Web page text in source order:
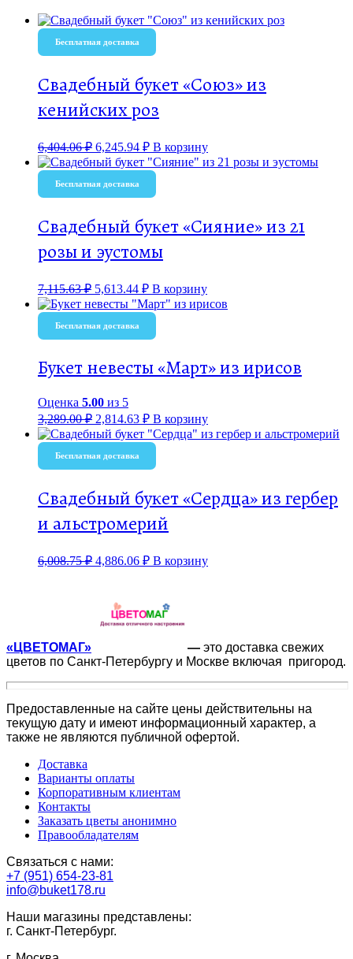
Бесплатная доставка
Свадебный букет «Союз» из
кенийских роз
6,404.06₽ 6,245.94 ₽ В корзину
Бесплатная доставка
Свадебный букет «Сияние» из 21
розы и эустомы
7,115.63₽ 5,613.44 ₽ В корзину
Бесплатная доставка
Букет невесты «Март» из ирисов
Оценка 5.00 из 5
3,289.00₽ 2,814.63 ₽ В корзину
Бесплатная доставка
Свадебный букет «Сердца» из гербер
и альстромерий
6,008.75₽ 4,886.06 ₽ В корзину
«ЦВЕТОМАГ» — это доставка свежих
цветов по Санкт-Петербургу и Москве включая пригород.
Предоставленные на сайте цены действительны на
текущую дату и имеют информационный характер, а
также не являются публичной офертой.
Доставка
Варианты оплаты
Корпоративным клиентам
Контакты
Заказать цветы анонимно
Правообладателям
Связаться с нами:
+7 (951) 654-23-81
info@buket178.ru
Наши магазины представлены:
г. Санкт-Петербург.